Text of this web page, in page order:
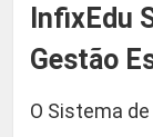
5
InfixEdu
Gestão
O Sistema